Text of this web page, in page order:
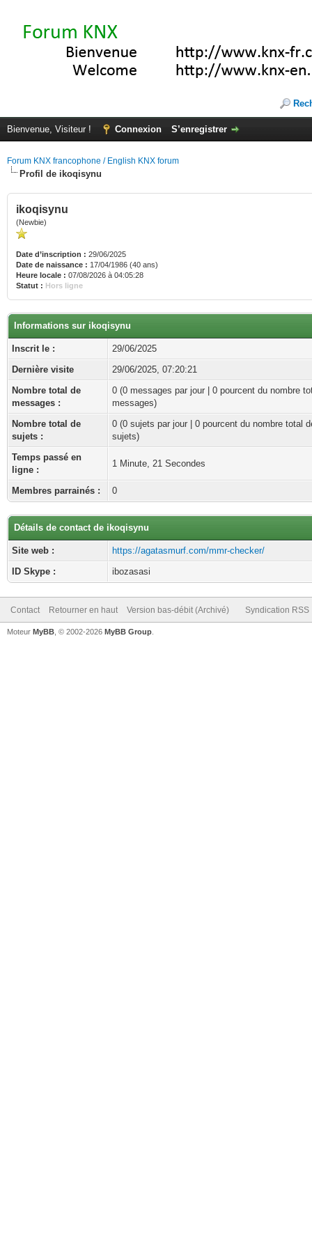
Bienvenue, Visiteur ! Connexion S’enregistrer
Forum KNX francophone / English KNX forum
Profil de ikoqisynu
ikoqisynu
(Newbie)
Date d’inscription : 29/06/2025
Date de naissance : 17/04/1986 (40 ans)
Heure locale : 07/08/2026 à 04:05:28
Statut : Hors ligne
Informations sur ikoqisynu
Inscrit le :
29/06/2025
Dernière visite
29/06/2025, 07:20:21
Nombre total de
messages :
0 (0 messages par jour | 0 pourcent du nombre
messages)
Nombre total de
sujets :
0 (0 sujets par jour | 0 pourcent du nombre total
sujets)
Temps passé en
ligne :
1 Minute, 21 Secondes
Membres parrainés : 0
Détails de contact de ikoqisynu
Site web :
https://agatasmurf.com/mmr-checker/
ID Skype :
ibozasasi
Contact Retourner en haut Version bas-débit (Archivé) Syndication RSS
Moteur MyBB , © 2002-2026 MyBB Group